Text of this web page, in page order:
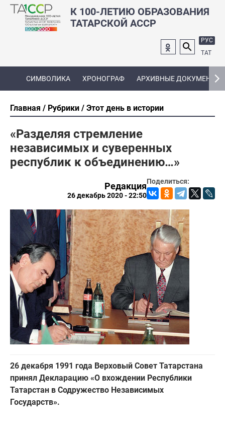
К 100-ЛЕТИЮ ОБРАЗОВАНИЯ
ТАТАРСКОЙ АССР
РУС
ТАТ
СИМВОЛИКА ХРОНОГРАФ АРХИВНЫЕ ДОКУМЕНТЫ
Главная Рубрики Этот день в истории
«Разделяя стремление
независимых и суверенных
республик к объединению…»
Поделиться:
Редакция
26 декабрь 2020 - 22:50
26 декабря 1991 года Верховый Совет Татарстана
принял Декларацию «О вхождении Республики
Татарстан в Содружество Независимых
Государств».